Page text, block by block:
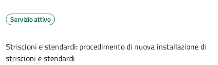
Servizio attivo
Striscioni e stendardi: procedimento di nuova installazione di
striscioni e stendardi